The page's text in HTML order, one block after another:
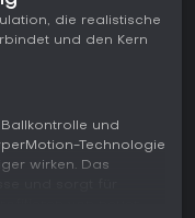
die realistische
und den Kern
Ballkontrolle und
Technologie
wirken. Das